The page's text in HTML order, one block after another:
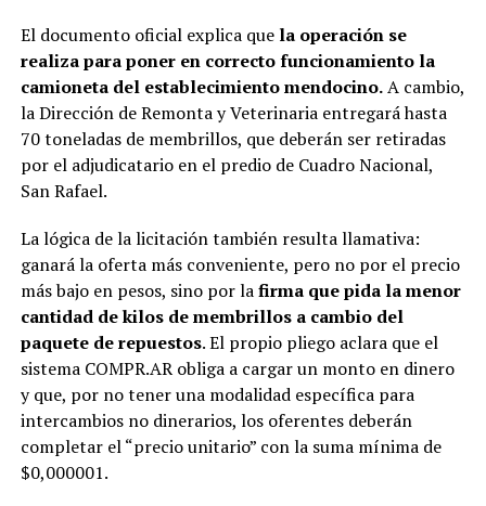
El documento oficial explica que la operación se
realiza para poner en correcto funcionamiento la
camioneta del establecimiento mendocino.A cambio,
la Dirección de Remonta y Veterinaria entregará hasta
70 toneladas de membrillos, que deberán ser retiradas
por el adjudicatario en el predio de Cuadro Nacional,
San Rafael.
La lógica de la licitación también resulta llamativa:
ganará la oferta más conveniente, pero no por el precio
más bajo en pesos, sino por lafirma que pida la menor
cantidad de kilos de membrillos a cambio del
paquete de repuestos. El propio pliego aclara que el
sistema COMPR.AR obliga a cargar un monto en dinero
y que, por no tener una modalidad específica para
intercambios no dinerarios, los oferentes deberán
completar el “precio unitario” con la suma mínima de
$0,000001.